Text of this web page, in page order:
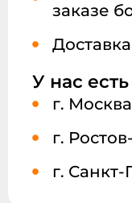
заказе
У нас
г. Москва
г.
г.